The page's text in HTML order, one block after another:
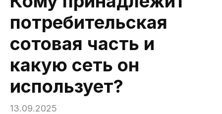
потребительская
сотовая часть и
какую сеть он
использует?
13.09.2025